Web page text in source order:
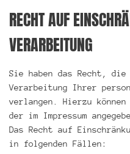
RECHT AUF
VERARBEITUNG
Sie haben das Recht, die
Verarbeitung Ihrer
verlangen. Hierzu
der im Impressum
Das Recht auf
in folgenden Fällen: